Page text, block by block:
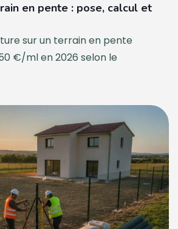
en pente : pose, calcul et
sur un terrain en pente
€/ml en 2026 selon le